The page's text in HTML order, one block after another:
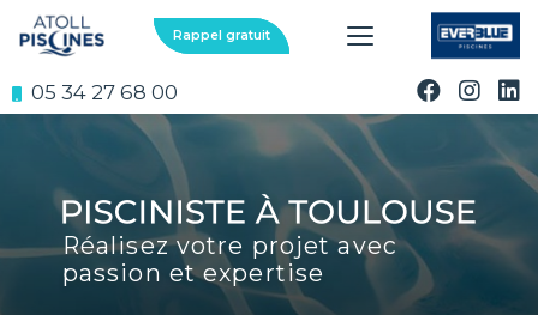
au
contenu
05 34 27 68 00
Rappel gratuit
Réalisez votre projet avec
passion et expertise